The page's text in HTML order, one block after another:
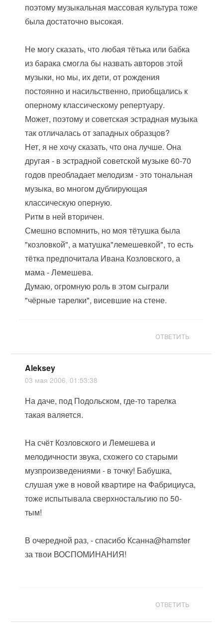
поэтому музыкальная массовая культура тоже
была достаточно высокая.
Не могу сказать, что любая тётька или бабка
из барака смогла бы назвать авторов этой
музыки, но мы, их дети, от рождения
постоянно и насильственно, приобщались к
оперному классическому репертуару.
Может, поэтому и советская эстрадная музыка
так отличалась от западных образцов?
Нет, я не хочу сказать, что она лучше. Она
другая - в эстрадной советской музыке 60-70
годов преобладает мелодизм - это тональная
музыка, во многом дублирующая
классическую оперную.
Ритм в ней вторичен.
Смешно вспомнить, но моя тётушка была
"козловкой", а матушка"лемешевкой", то есть
тётка предпочитала Ивана Козловского, а
мама - Лемешева.
Думаю, огромную роль в этом сыграли
"чёрные тарелки", висевшие на стене.
ОТВЕТИТЬ
Aleksey
03 мая 2006, 01:53:38
На даче, под Подольском, где-то тарелка
такая валяется.
На счёт Козловского и Лемешева и
мелодичности звука, схожего со старыми
музпроизведениями - в точку! Бабушка,
слушая уже в новой квартире на Фабрициуса,
тоже испытывала сверхностальгию по 50-
тым!
В очередной раз, - спасибо Ксанна@hamster
за твои ВОСПОМИНАНИЯ!
ОТВЕТИТЬ